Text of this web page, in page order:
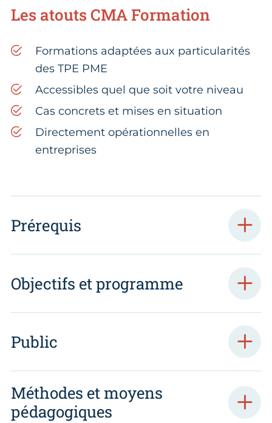
Les atouts CMA Formation
Formations adaptées aux particularités
des TPE PME
Accessibles quel que soit votre niveau
Cas concrets et mises en situation
Directement opérationnelles en
entreprises
Prérequis
Objectifs et programme
Public
Méthodes et moyens
pédagogiques